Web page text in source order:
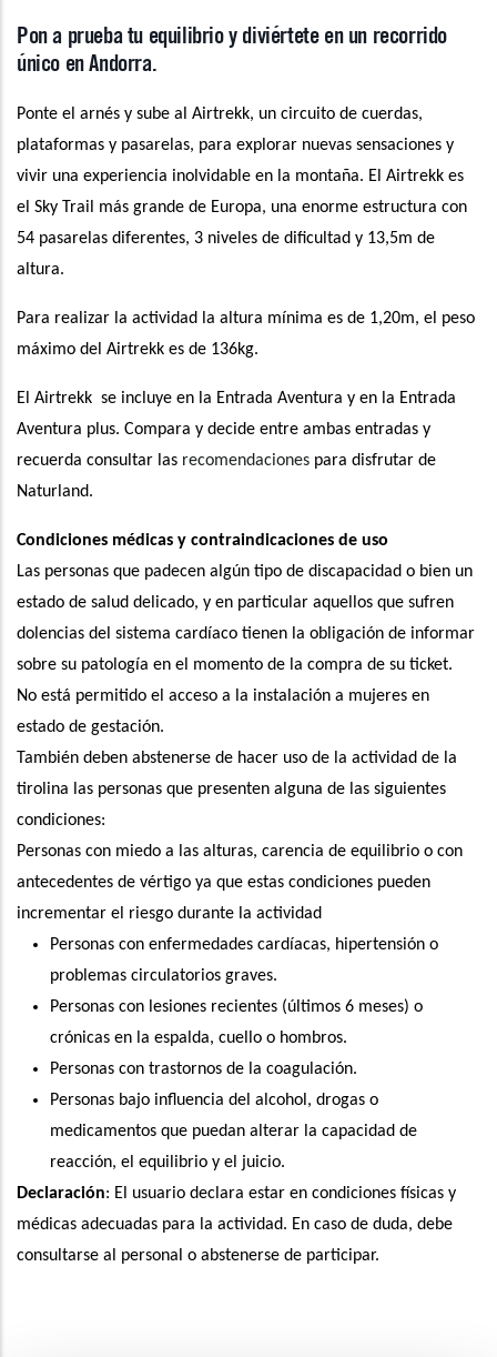
Pon a prueba tu equilibrio y diviértete en un recorrido
único en Andorra.
Ponte el arnés y sube al Airtrekk, un circuito de cuerdas,
plataformas y pasarelas, para explorar nuevas sensaciones y
vivir una experiencia inolvidable en la montaña. El Airtrekk es
el Sky Trail más grande de Europa, una enorme estructura con
54 pasarelas diferentes, 3 niveles de dificultad y 13,5m de
altura.
Para realizar la actividad la altura mínima es de 1,20m, el peso
máximo del Airtrekk es de 136kg.
El Airtrekk se incluye en la Entrada Aventura y en la Entrada
Aventura plus. Compara y decide entre ambas entradas y
recuerda consultar las recomendaciones para disfrutar de
Naturland.
Condiciones médicas y contraindicaciones de uso
Las personas que padecen algún tipo de discapacidad o bien un
estado de salud delicado, y en particular aquellos que sufren
dolencias del sistema cardíaco tienen la obligación de informar
sobre su patología en el momento de la compra de su ticket.
No está permitido el acceso a la instalación a mujeres en
estado de gestación.
También deben abstenerse de hacer uso de la actividad de la
tirolina las personas que presenten alguna de las siguientes
condiciones:
Personas con miedo a las alturas, carencia de equilibrio o con
antecedentes de vértigo ya que estas condiciones pueden
incrementar el riesgo durante la actividad
Personas con enfermedades cardíacas, hipertensión o
problemas circulatorios graves.
Personas con lesiones recientes (últimos 6 meses) o
crónicas en la espalda, cuello o hombros.
Personas con trastornos de la coagulación.
Personas bajo influencia del alcohol, drogas o
medicamentos que puedan alterar la capacidad de
reacción, el equilibrio y el juicio.
Declaración: El usuario declara estar en condiciones físicas y
médicas adecuadas para la actividad. En caso de duda, debe
consultarse al personal o abstenerse de participar.